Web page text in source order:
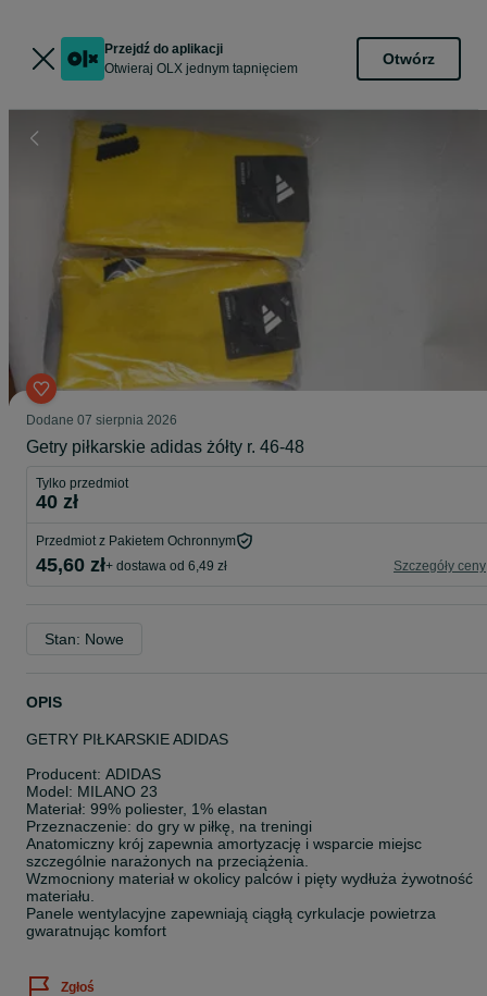
Przejdź do aplikacji
Otwieraj OLX jednym tapnięciem
Otwórz
Dodane 07 sierpnia 2026
Getry piłkarskie adidas żółty r. 46-48
Tylko przedmiot
40 zł
Przedmiot z Pakietem Ochronnym
45,60 zł+ dostawa od 6,49 zł Szczegóły ceny
Stan: Nowe
OPIS
GETRY PIŁKARSKIE ADIDAS
Producent: ADIDAS
Model: MILANO 23
Materiał: 99% poliester, 1% elastan
Przeznaczenie: do gry w piłkę, na treningi
Anatomiczny krój zapewnia amortyzację i wsparcie miejsc
szczególnie narażonych na przeciążenia.
Wzmocniony materiał w okolicy palców i pięty wydłuża żywotność
materiału.
Panele wentylacyjne zapewniają ciągłą cyrkulacje powietrza
gwaratnując komfort
Zgłoś